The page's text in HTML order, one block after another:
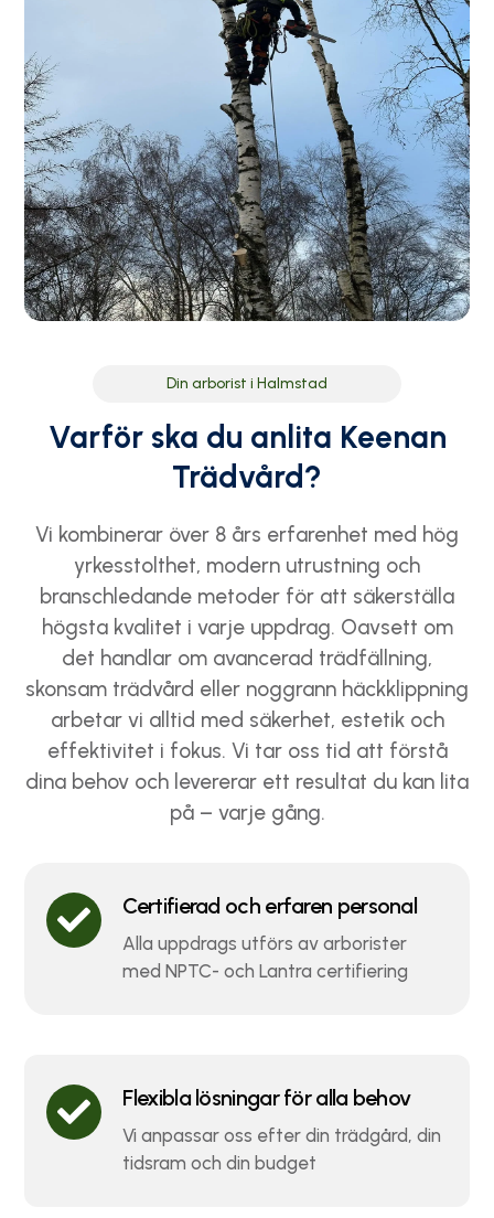
Din arborist i Halmstad
Varför ska du anlita Keenan
Trädvård?
Vi kombinerar över 8 års erfarenhet med hög
yrkesstolthet, modern utrustning och
branschledande metoder för att säkerställa
högsta kvalitet i varje uppdrag. Oavsett om
det handlar om avancerad trädfällning,
skonsam trädvård eller noggrann häckklippning
arbetar vi alltid med säkerhet, estetik och
effektivitet i fokus. Vi tar oss tid att förstå
dina behov och levererar ett resultat du kan lita
på – varje gång.
 Certifierad och erfaren personal
Alla uppdrags utförs av arborister
med NPTC- och Lantra certifiering
 Flexibla lösningar för alla behov
Vi anpassar oss efter din trädgård, din
tidsram och din budget